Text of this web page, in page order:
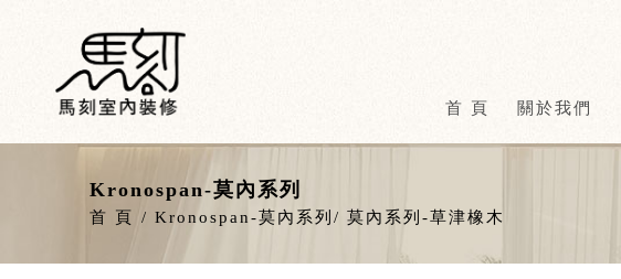
首 頁 關於我們
Kronospan-莫內系列
首 頁 Kronospan-莫內系列 莫內系列-草津橡木